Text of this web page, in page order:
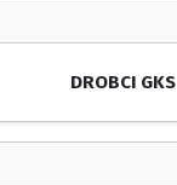
DROBCI GKS